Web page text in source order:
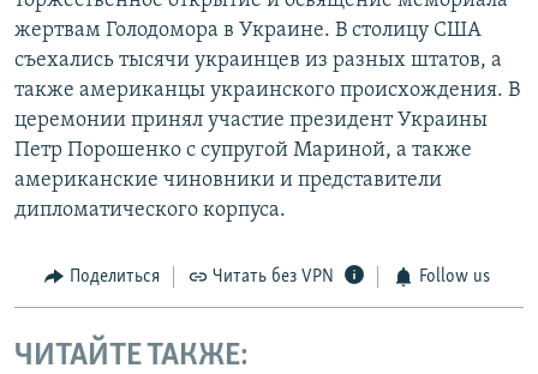
жертвам Голодомора в Украине. В столицу США
съехались тысячи украинцев из разных штатов, а
также американцы украинского происхождения. В
церемонии принял участие президент Украины
Петр Порошенко с супругой Мариной, а также
американские чиновники и представители
дипломатического корпуса.
Поделиться Читать без VPN Follow us
ЧИТАЙТЕ ТАКЖЕ: